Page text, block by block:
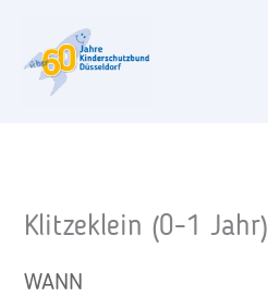
springen
Klitzeklein (0-1 Jahr)
WANN